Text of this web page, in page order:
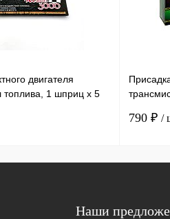
двигателя
топлива, 1 шприц х 5
790 ₽ /
Наши